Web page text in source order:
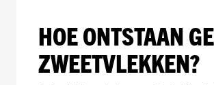
HOE ONTSTAAN
ZWEETVLEKKEN?